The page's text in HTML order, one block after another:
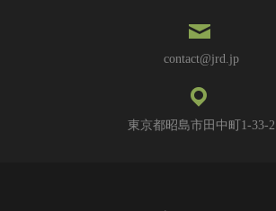
contact@jrd.jp
東京都昭島市田中町1-33-2